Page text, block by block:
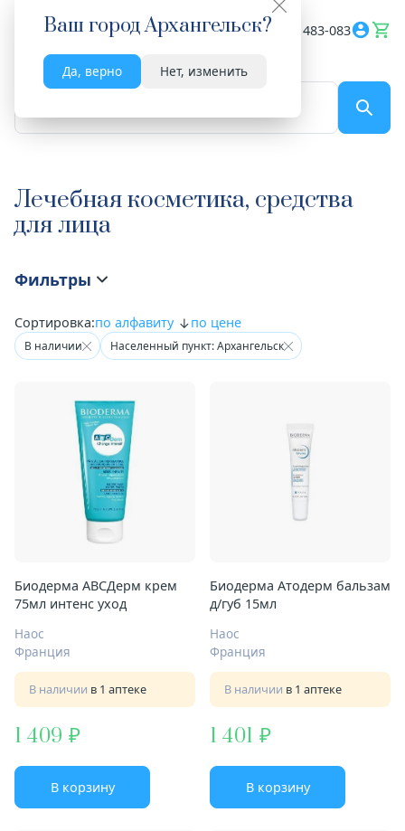
Ваш городАрхангельск?
Да, верно Нет, изменить
Весь сайт 8182 483-083
Лечебная косметика, средства
для лица
Фильтры
Сортировка:по алфавиту по цене
В наличии Населенный пункт: Архангельск
Биодерма АВСДерм крем
75мл интенс уход
Наос
Франция
В наличии в 1 аптеке
1 409
В корзину
Биодерма Атодерм бальзам
д/губ 15мл
Наос
Франция
В наличии в 1 аптеке
1 401
В корзину